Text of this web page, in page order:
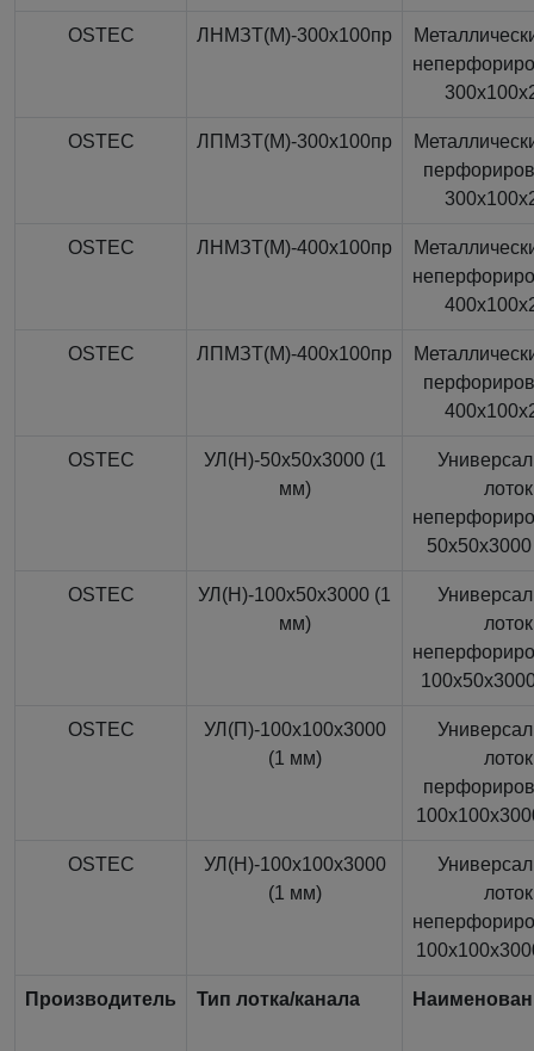
OSTEC ЛНМЗТ(М)-300x100пр
OSTEC ЛПМЗТ(М)-300x100пр
OSTEC ЛНМЗТ(М)-400x100пр
OSTEC ЛПМЗТ(М)-400x100пр
OSTEC
УЛ(Н)-50x50x3000 (1
мм)
лоток
OSTEC
УЛ(Н)-100x50x3000 (1
мм)
лоток
OSTEC
УЛ(П)-100x100x3000
(1 мм)
лоток
OSTEC
УЛ(Н)-100x100x3000
(1 мм)
лоток
Производитель Тип лотка/канала